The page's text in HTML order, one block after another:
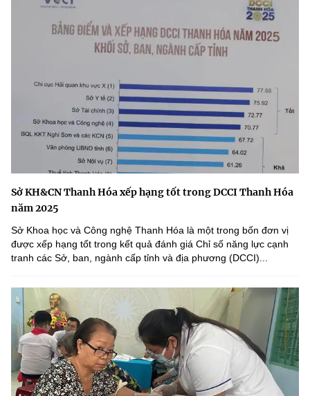
Sở KH&CN Thanh Hóa xếp hạng tốt trong DCCI Thanh Hóa
năm 2025
Sở Khoa học và Công nghệ Thanh Hóa là một trong bốn đơn vị
được xếp hạng tốt trong kết quả đánh giá Chỉ số năng lực cạnh
tranh các Sở, ban, ngành cấp tỉnh và địa phương (DCCI)...